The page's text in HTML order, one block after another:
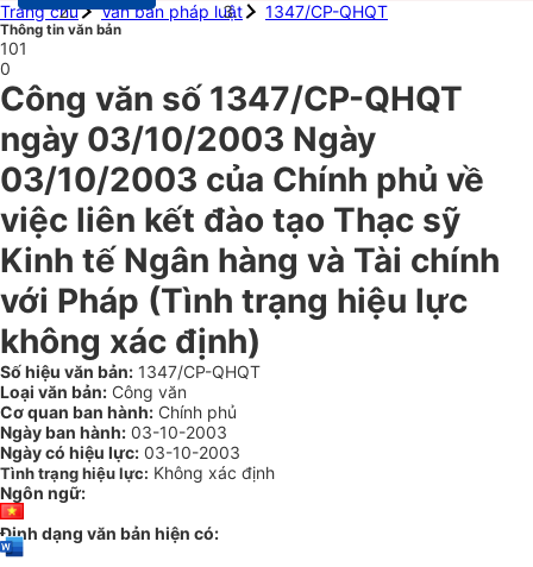
Trang chủ
Văn bản pháp luật 1347/CP-QHQT
Thông tin văn bản
101
0
Công văn số 1347/CP-QHQT
ngày 03/10/2003 Ngày
03/10/2003 của Chính phủ về
việc liên kết đào tạo Thạc sỹ
Kinh tế Ngân hàng và Tài chính
với Pháp (Tình trạng hiệu lực
không xác định)
Số hiệu văn bản: 1347/CP-QHQT
Loại văn bản: Công văn
Cơ quan ban hành: Chính phủ
Ngày ban hành: 03-10-2003
Ngày có hiệu lực: 03-10-2003
Tình trạng hiệu lực: Không xác định
Ngôn ngữ:
Định dạng văn bản hiện có: